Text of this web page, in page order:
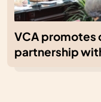
VCA
partnership